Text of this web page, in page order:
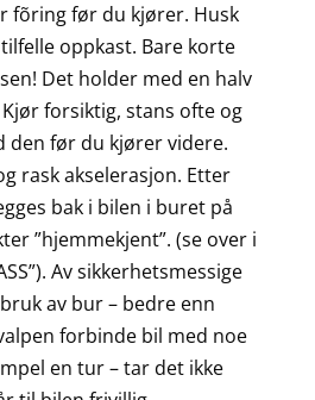
fõring før du kjører. Husk
oppkast. Bare korte
Det holder med en halv
forsiktig, stans ofte og
den før du kjører videre.
rask akselerasjon. Etter
bak i bilen i buret på
”hjemmekjent”. (se over i
Av sikkerhetsmessige
av bur – bedre enn
forbinde bil med noe
en tur – tar det ikke